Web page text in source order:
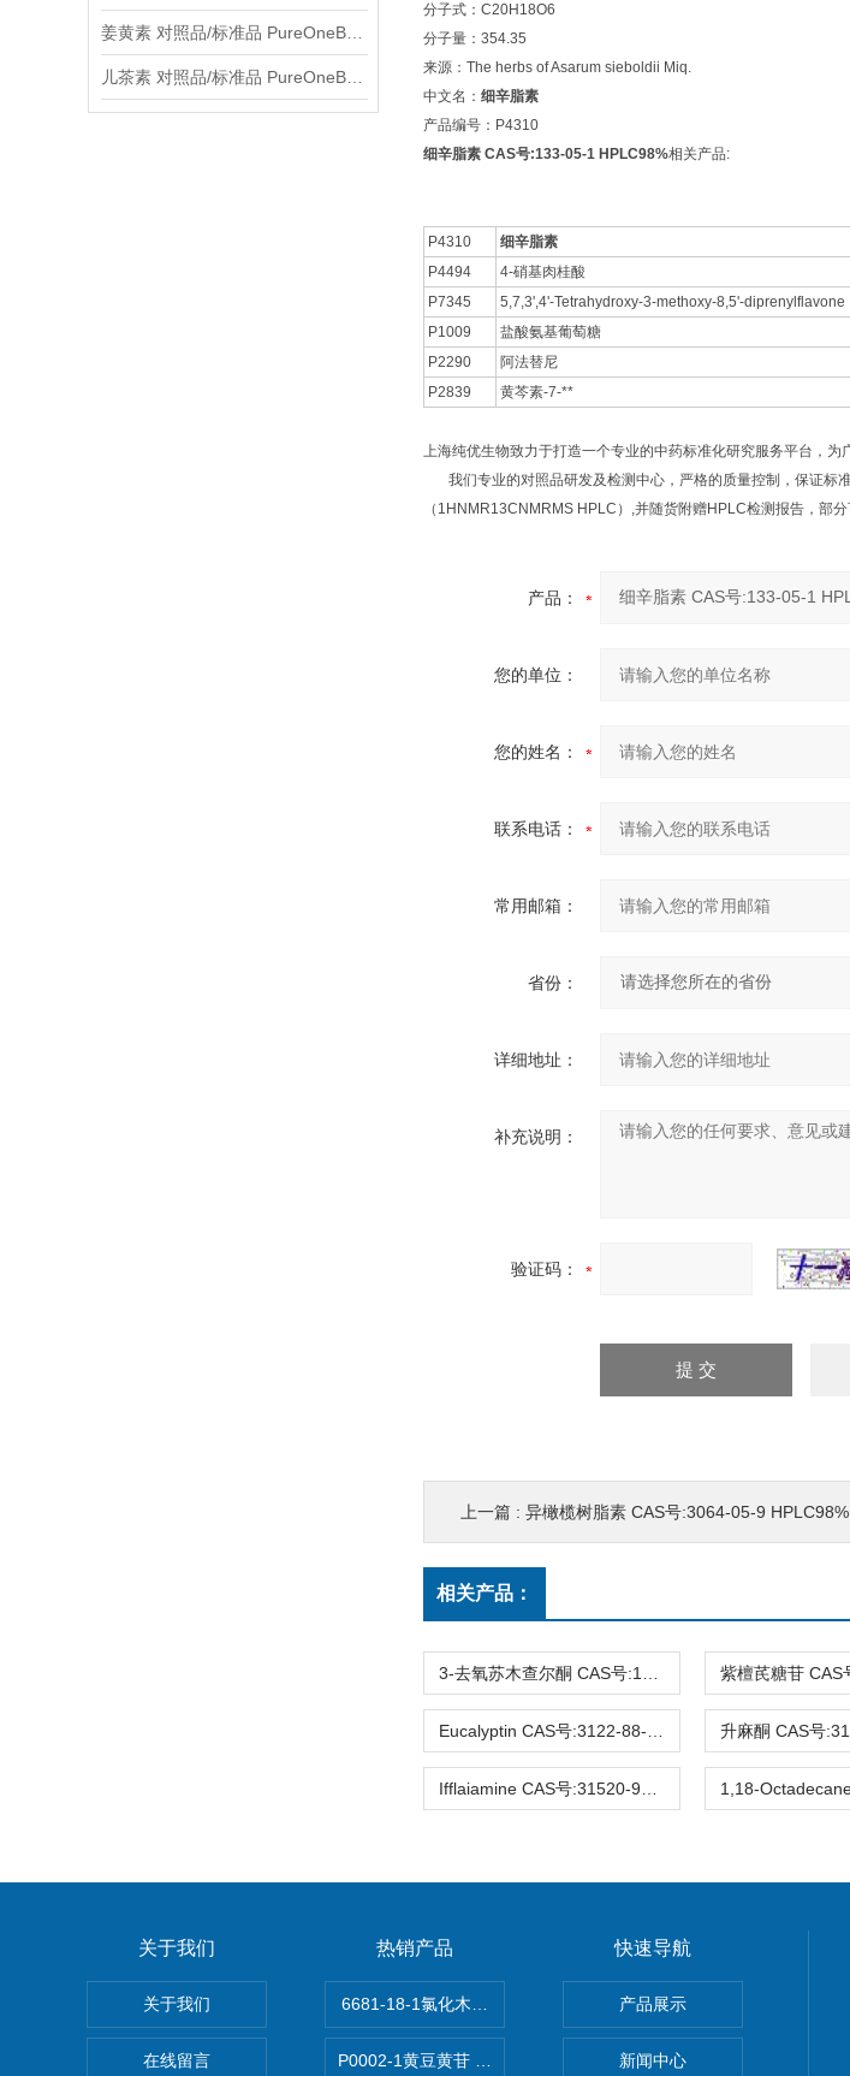
分子式：C20H18O6
分子量：354.35
来源：The herbs of Asarum sieboldii Miq.
中文名： 细辛脂素
产品编号：P4310
细辛脂素 CAS号:133-05-1 HPLC98%相关产品:
P4310 细辛脂素
P4494
4-硝基肉桂酸
P7345
5,7,3',4'-Tetrahydroxy-3-methoxy-8,5'-diprenylflavone
P1009
盐酸氨基葡萄糖
P2290
阿法替尼
P2839
黄芩素-7-**
上海纯优生物致力于打造一个专业的中药标准化研究服务平台，
我们专业的对照品研发及检测中心，严格的质量控制，保证标
（1HNMR13CNMRMS HPLC）,并随货附赠HPLC检测报告，部分
产品：
您的单位：
您的姓名：
联系电话：
常用邮箱：
省份：
详细地址：
补充说明：
验证码：
上一篇 : 异橄榄树脂素 CAS号:3064-05-9 HPLC98%
相关产品：
关于我们
关于我们
在线留言
热销产品
6681-18-1氯化木兰花碱,magnoflorine chloride,植物提取物,标准品,
P0002-1黄豆黄苷 40246-10-4 Glycitin 分析标准品
快速导航
产品展示
新闻中心